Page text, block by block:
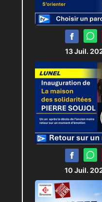
13 Juil.
10 Juil.